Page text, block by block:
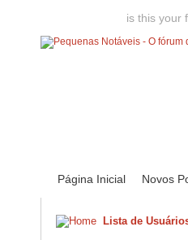
is this your
Página Inicial Novos
Lista de